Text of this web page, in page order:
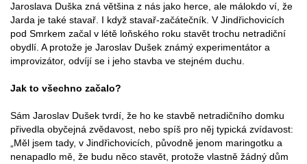
Jaroslava Duška zná většina z nás jako herce, ale málokdo ví, že
Jarda je také stavař. I když stavař-začátečník. V Jindřichovicích
pod Smrkem začal v létě loňského roku stavět trochu netradiční
obydlí. A protože je Jaroslav Dušek známý experimentátor a
improvizátor, odvíjí se i jeho stavba ve stejném duchu.
Jak to všechno začalo?
Sám Jaroslav Dušek tvrdí, že ho ke stavbě netradičního domku
přivedla obyčejná zvědavost, nebo spíš pro něj typická zvídavost:
„Měl jsem tady, v Jindřichovicích, původně jenom maringotku a
nenapadlo mě, že budu něco stavět, protože vlastně žádný dům